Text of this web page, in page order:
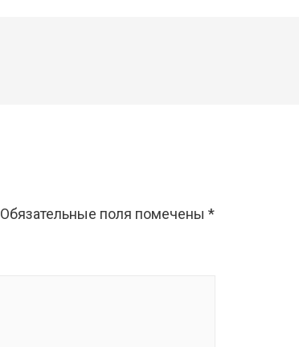
Обязательные поля помечены*